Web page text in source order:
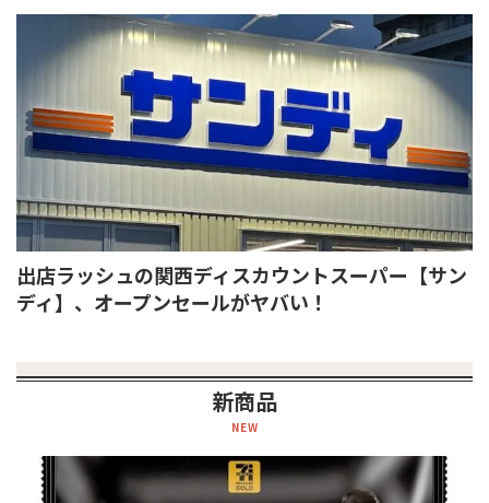
出店ラッシュの関西ディスカウントスーパー【サン
ディ】、オープンセールがヤバい！
新商品
NEW